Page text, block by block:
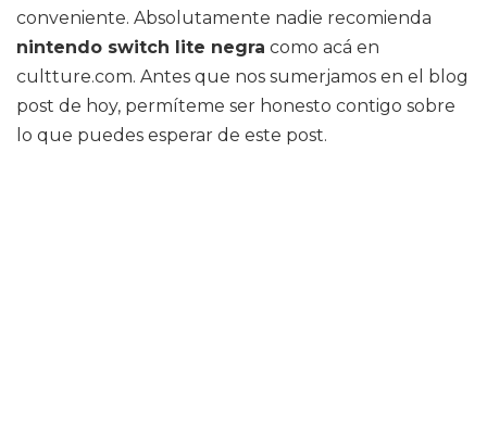
conveniente. Absolutamente nadie recomienda
nintendo switch lite negra como acá en
cultture.com. Antes que nos sumerjamos en el blog
post de hoy, permíteme ser honesto contigo sobre
lo que puedes esperar de este post.